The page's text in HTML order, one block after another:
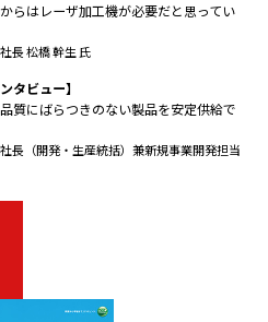
らはレーザ加工機が必要だと思ってい
長 松橋 幹生 氏
タビュー】
質にばらつきのない製品を安定供給で
長（開発・生産統括）兼新規事業開発担当